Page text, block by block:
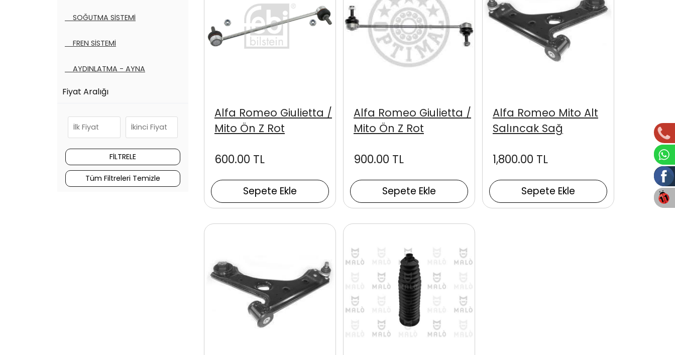
SOĞUTMA SİSTEMİ
FREN SİSTEMİ
AYDINLATMA - AYNA
DEBRİYAJ SİSTEMİ
KAYIŞ - BİLYA SETLERİ
YAKIT - EGZOZ SİSTEMİ
Fiyat Aralığı
Tüm Filtreleri Temizle
Sepete Ekle
Alfa Romeo Giulietta /
Mito Ön Z Rot
600.00 TL
Sepete Ekle
Alfa Romeo Giulietta /
Mito Ön Z Rot
900.00 TL
Sepete Ekle
Alfa Romeo Mito Alt
Salıncak Sağ
1,800.00 TL